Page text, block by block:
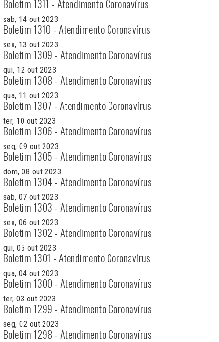
Boletim 1311 - Atendimento Coronavírus
sab, 14 out 2023
Boletim 1310 - Atendimento Coronavírus
sex, 13 out 2023
Boletim 1309 - Atendimento Coronavírus
qui, 12 out 2023
Boletim 1308 - Atendimento Coronavírus
qua, 11 out 2023
Boletim 1307 - Atendimento Coronavírus
ter, 10 out 2023
Boletim 1306 - Atendimento Coronavírus
seg, 09 out 2023
Boletim 1305 - Atendimento Coronavírus
dom, 08 out 2023
Boletim 1304 - Atendimento Coronavírus
sab, 07 out 2023
Boletim 1303 - Atendimento Coronavírus
sex, 06 out 2023
Boletim 1302 - Atendimento Coronavírus
qui, 05 out 2023
Boletim 1301 - Atendimento Coronavírus
qua, 04 out 2023
Boletim 1300 - Atendimento Coronavírus
ter, 03 out 2023
Boletim 1299 - Atendimento Coronavírus
seg, 02 out 2023
Boletim 1298 - Atendimento Coronavírus